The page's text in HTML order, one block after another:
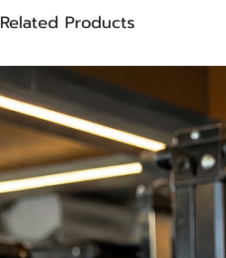
Related Products